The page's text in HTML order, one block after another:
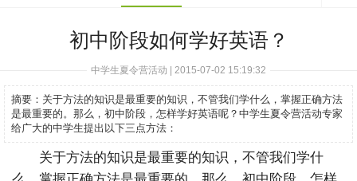
初中阶段如何学好英语？
中学生夏令营活动 | 2015-07-02 15:19:32
摘要： 关于方法的知识是最重要的知识，不管我们学什么，掌握正确方法
是最重要的。那么，初中阶段，怎样学好英语呢？中学生夏令营活动专家
给广大的中学生提出以下三点方法：
关于方法的知识是最重要的知识，不管我们学什